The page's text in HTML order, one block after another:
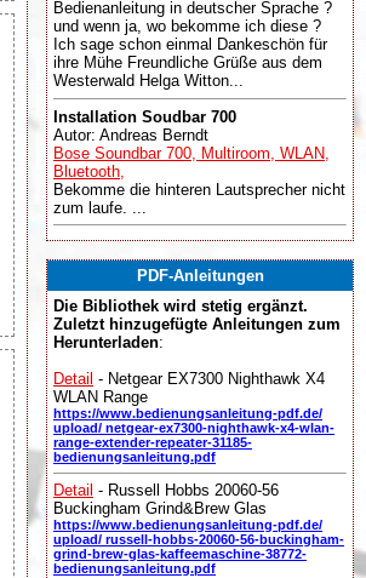
Bedienanleitung in deutscher Sprache ?
und wenn ja, wo bekomme ich diese ?
Ich sage schon einmal Dankeschön für
ihre Mühe Freundliche Grüße aus dem
Westerwald Helga Witton...
Installation Soudbar 700
Autor: Andreas Berndt
Bose Soundbar 700, Multiroom, WLAN,
Bluetooth,
Bekomme die hinteren Lautsprecher nicht
zum laufe. ...
PDF-Anleitungen
Die Bibliothek wird stetig ergänzt.
Zuletzt hinzugefügte Anleitungen zum
Herunterladen:
Detail - Netgear EX7300 Nighthawk X4
WLAN Range
https://www.bedienungsanleitung-pdf.de/
upload/ netgear-ex7300-nighthawk-x4-wlan-
range-extender-repeater-31185-
bedienungsanleitung.pdf
Detail - Russell Hobbs 20060-56
Buckingham Grind&Brew Glas
https://www.bedienungsanleitung-pdf.de/
upload/ russell-hobbs-20060-56-buckingham-
grind-brew-glas-kaffeemaschine-38772-
bedienungsanleitung.pdf